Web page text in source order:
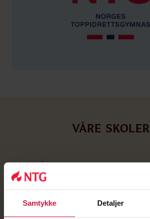
Samtykke Detaljer
VÅRE SKOLER
VIDERE­GÅENDE SKOLE
Bergen
Bærum